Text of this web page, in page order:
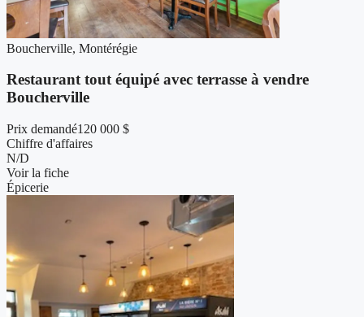
Boucherville, Montérégie
Restaurant tout équipé avec terrasse à vendre
Boucherville
Prix demandé120 000 $
Chiffre d'affaires
N/D
Voir la fiche
Épicerie